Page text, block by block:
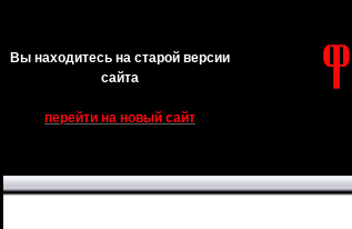
Вы находитесь на старой версии
сайта
перейти на новый сайт